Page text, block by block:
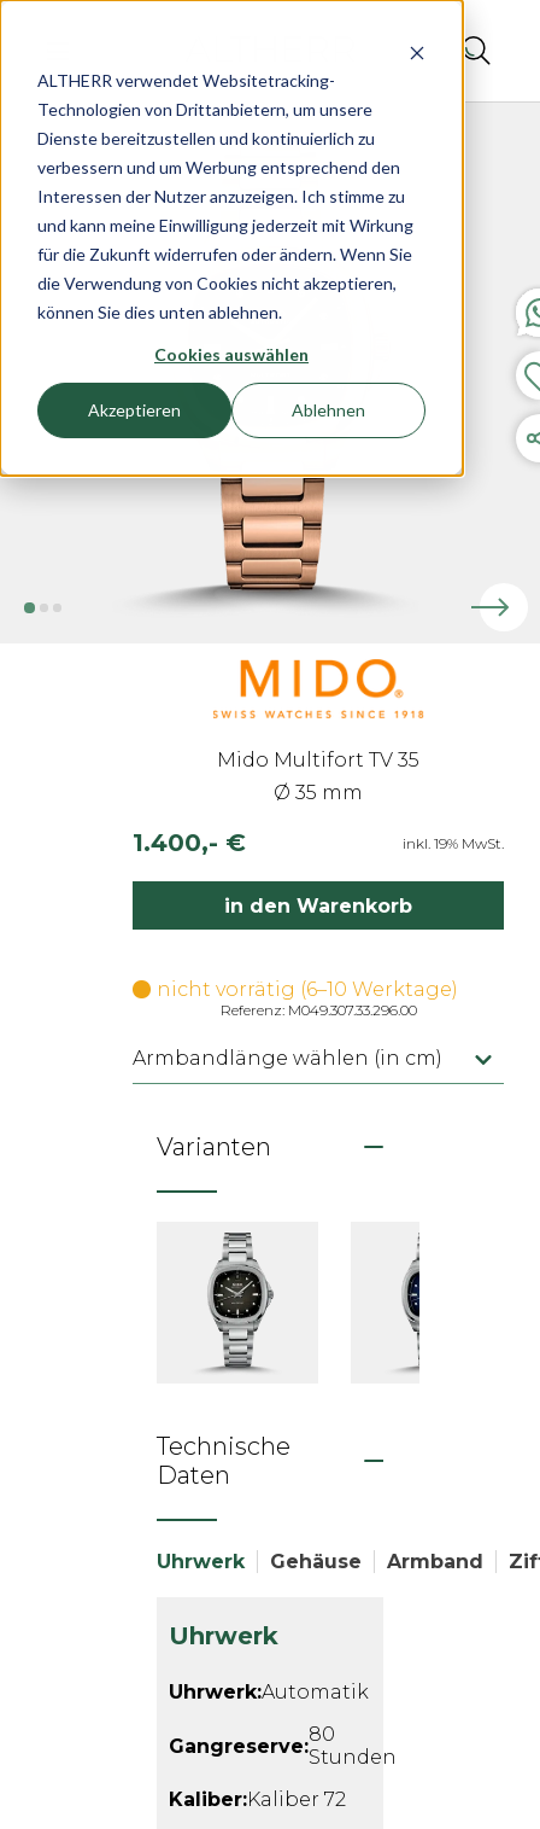
ALTHERR verwendet Websitetracking-
Technologien von Drittanbietern, um unsere
Dienste bereitzustellen und kontinuierlich zu
verbessern und um Werbung entsprechend den
Interessen der Nutzer anzuzeigen. Ich stimme zu
und kann meine Einwilligung jederzeit mit Wirkung
für die Zukunft widerrufen oder ändern. Wenn Sie
die Verwendung von Cookies nicht akzeptieren,
können Sie dies unten ablehnen.
Cookies auswählen
Akzeptieren Ablehnen
Mido Multifort TV 35
Ø 35 mm
1.400,- € inkl. 19% MwSt.
in den Warenkorb
nicht vorrätig (6–10 Werktage)
Referenz: M049.307.33.296.00
Armbandlänge wählen (in cm)
Varianten
Technische
Daten
Uhrwerk Gehäuse Armband
Uhrwerk
Uhrwerk:Automatik
Gangreserve:80
Stunden
Kaliber:Kaliber 72